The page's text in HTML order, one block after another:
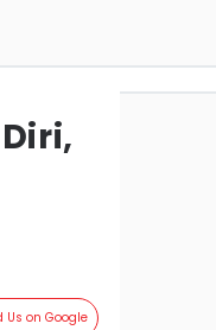
Us on Google